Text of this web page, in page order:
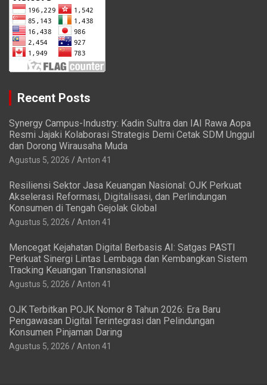
Recent Posts
Synergy Campus-Industry: Kadin Sultra dan IAI Rawa Aopa
Resmi Jajaki Kolaborasi Strategis Demi Cetak SDM Unggul
dan Dorong Wirausaha Muda
Agustus 5, 2026 Anton 41
Resiliensi Sektor Jasa Keuangan Nasional: OJK Perkuat
Akselerasi Reformasi, Digitalisasi, dan Perlindungan
Konsumen di Tengah Gejolak Global
Agustus 5, 2026 Anton 41
Mencegat Kejahatan Digital Berbasis AI: Satgas PASTI
Perkuat Sinergi Lintas Lembaga dan Kembangkan Sistem
Tracking Keuangan Transnasional
Agustus 5, 2026 Anton 41
OJK Terbitkan POJK Nomor 8 Tahun 2026: Era Baru
Pengawasan Digital Terintegrasi dan Pelindungan
Konsumen Pinjaman Daring
Agustus 5, 2026 Anton 41